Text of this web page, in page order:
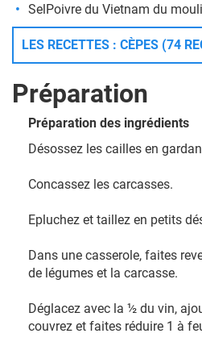
SelPoivre du Vietnam du
LES RECETTES : CÈPES (74
Préparation
Préparation des ingrédients
Désossez les cailles en
Concassez les carcasses.
Epluchez et taillez en petits
Dans une casserole, faites
de légumes et la carcasse.
Déglacez avec la ½ du vin,
couvrez et faites réduire 1 à